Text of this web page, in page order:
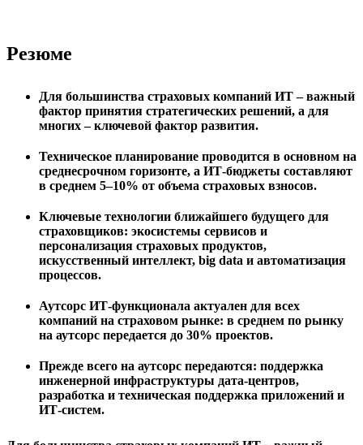
Резюме
Для большинства страховых компаний ИТ – важный
фактор принятия стратегических решений, а для
многих – ключевой фактор развития.
Техническое планирование проводится в основном на
среднесрочном горизонте, а ИТ-бюджеты составляют
в среднем 5–10% от объема страховых взносов.
Ключевые технологии ближайшего будущего для
страховщиков: экосистемы сервисов и
персонализация страховых продуктов,
искусственный интеллект, big data и автоматизация
процессов.
Аутсорс ИТ-функционала актуален для всех
компаний на страховом рынке: в среднем по рынку
на аутсорс передается до 30% проектов.
Прежде всего на аутсорс передаются: поддержка
инженерной инфраструктуры дата-центров,
разработка и техническая поддержка приложений и
ИТ-систем.